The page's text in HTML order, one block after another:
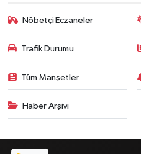
Nöbetçi Eczaneler
Trafik Durumu
Tüm Manşetler
Haber Arşivi